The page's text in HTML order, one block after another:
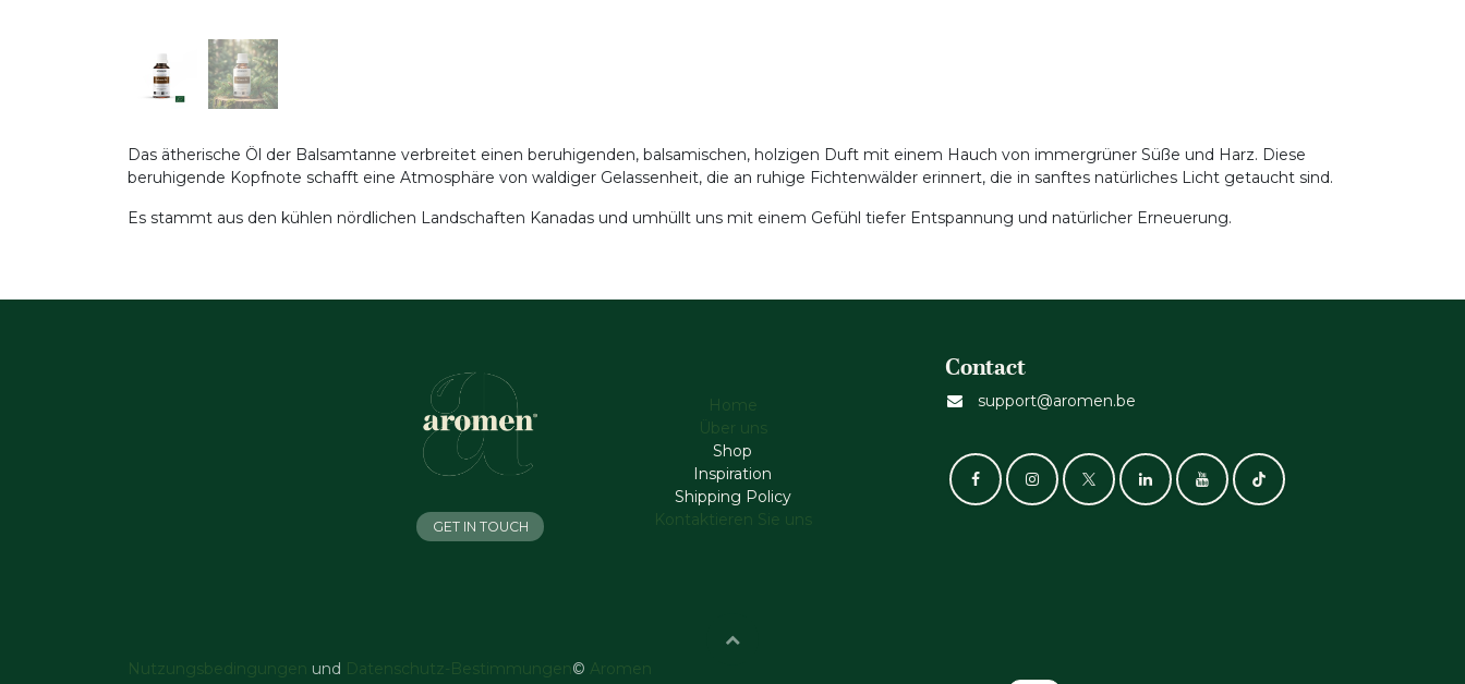
Das ätherische Öl der Balsamtanne verbreitet einen beruhigenden, balsamischen, holzigen Duft mit einem Hauch von immergrüner Süße und Harz. Diese
beruhigende Kopfnote schafft eine Atmosphäre von waldiger Gelassenheit, die an ruhige Fichtenwälder erinnert, die in sanftes natürliches Licht getaucht sind.
Es stammt aus den kühlen nördlichen Landschaften Kanadas und umhüllt uns mit einem Gefühl tiefer Entspannung und natürlicher Erneuerung.
Home
Über uns
Shop
Inspiration
Shipping Policy
Kontaktieren Sie uns
Contact
support@aromen.be
GET IN TOUCH
Nutzungsbedingungen und Datenschutz-Bestimmungen © Aromen